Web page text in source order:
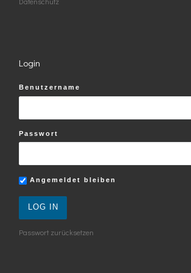
Login
Benutzername
Passwort
Angemeldet bleiben
Passwort zurücksetzen